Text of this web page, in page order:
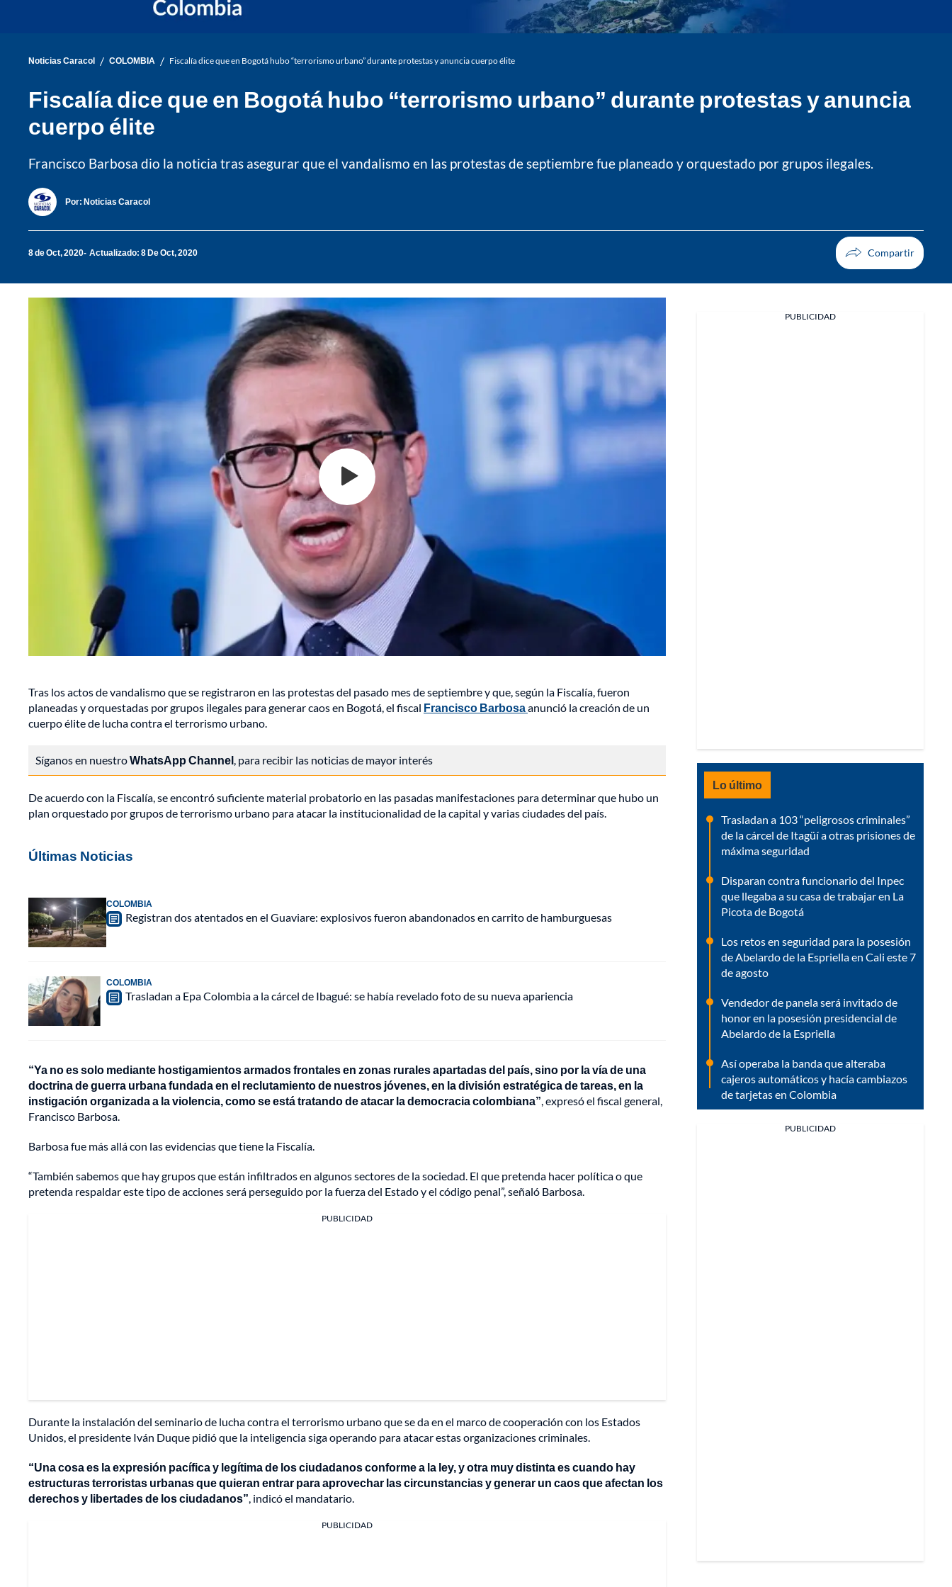
Noticias Caracol / COLOMBIA / Fiscalía dice que en Bogotá hubo “terrorismo urbano” durante protestas y anuncia cuerpo élite
Fiscalía dice que en Bogotá hubo “terrorismo urbano” durante protestas y anuncia
cuerpo élite
Francisco Barbosa dio la noticia tras asegurar que el vandalismo en las protestas de septiembre fue planeado y orquestado por grupos ilegales.
Por: Noticias Caracol
8 de Oct, 2020 Actualizado: 8 De Oct, 2020
Tras los actos de vandalismo que se registraron en las protestas del pasado mes de septiembre y que, según la Fiscalía, fueron
planeadas y orquestadas por grupos ilegales para generar caos en Bogotá, el fiscal Francisco Barbosaanunció la creación de un
cuerpo élite de lucha contra el terrorismo urbano.
Síganos en nuestroWhatsApp Channel, para recibir las noticias de mayor interés
De acuerdo con la Fiscalía, se encontró suficiente material probatorio en las pasadas manifestaciones para determinar que hubo un
plan orquestado por grupos de terrorismo urbano para atacar la institucionalidad de la capital y varias ciudades del país.
Últimas Noticias
COLOMBIA
Registran dos atentados en el Guaviare: explosivos fueron abandonados en carrito de hamburguesas
COLOMBIA
Trasladan a Epa Colombia a la cárcel de Ibagué: se había revelado foto de su nueva apariencia
“Ya no es solo mediante hostigamientos armados frontales en zonas rurales apartadas del país, sino por la vía de una
doctrina de guerra urbana fundada en el reclutamiento de nuestros jóvenes, en la división estratégica de tareas, en la
instigación organizada a la violencia, como se está tratando de atacar la democracia colombiana”, expresó el fiscal general,
Francisco Barbosa.
Barbosa fue más allá con las evidencias que tiene la Fiscalía.
“También sabemos que hay grupos que están infiltrados en algunos sectores de la sociedad. El que pretenda hacer política o que
pretenda respaldar este tipo de acciones será perseguido por la fuerza del Estado y el código penal”, señaló Barbosa.
PUBLICIDAD
Durante la instalación del seminario de lucha contra el terrorismo urbano que se da en el marco de cooperación con los Estados
Unidos, el presidente Iván Duque pidió que la inteligencia siga operando para atacar estas organizaciones criminales.
“Una cosa es la expresión pacífica y legítima de los ciudadanos conforme a la ley, y otra muy distinta es cuando hay
estructuras terroristas urbanas que quieran entrar para aprovechar las circunstancias y generar un caos que afectan los
derechos y libertades de los ciudadanos”, indicó el mandatario.
PUBLICIDAD
PUBLICIDAD
Lo último
Trasladan a 103 “peligrosos criminales”
de la cárcel de Itagüí a otras prisiones de
máxima seguridad
Disparan contra funcionario del Inpec
que llegaba a su casa de trabajar en La
Picota de Bogotá
Los retos en seguridad para la posesión
de Abelardo de la Espriella en Cali este 7
de agosto
Vendedor de panela será invitado de
honor en la posesión presidencial de
Abelardo de la Espriella
Así operaba la banda que alteraba
cajeros automáticos y hacía cambiazos
de tarjetas en Colombia
PUBLICIDAD